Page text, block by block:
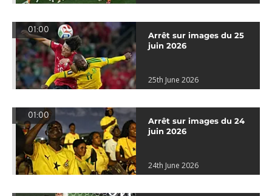
01:00
Arrêt sur images du 25
juin 2026
25th June 2026
01:00
Arrêt sur images du 24
juin 2026
24th June 2026